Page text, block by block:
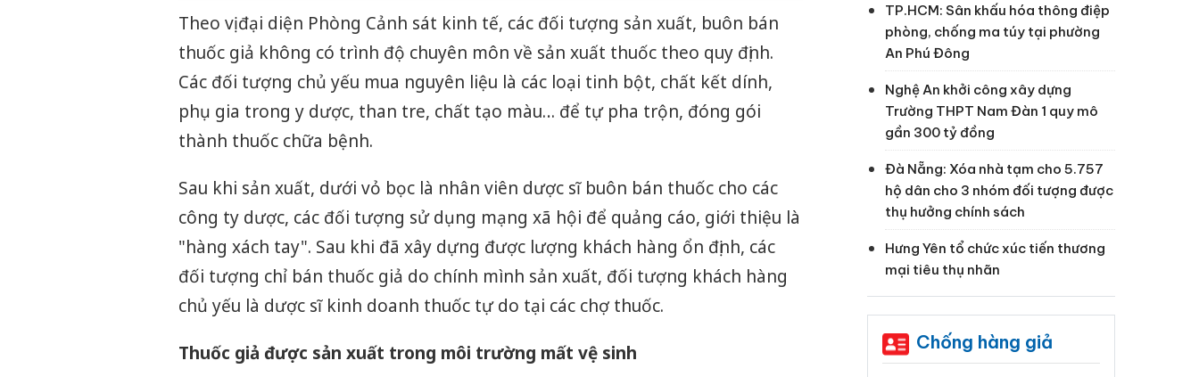
Theo vị đại diện Phòng Cảnh sát kinh tế, các đối tượng sản xuất, buôn bán
thuốc giả không có trình độ chuyên môn về sản xuất thuốc theo quy định.
Các đối tượng chủ yếu mua nguyên liệu là các loại tinh bột, chất kết dính,
phụ gia trong y dược, than tre, chất tạo màu… để tự pha trộn, đóng gói
thành thuốc chữa bệnh.
Sau khi sản xuất, dưới vỏ bọc là nhân viên dược sĩ buôn bán thuốc cho các
công ty dược, các đối tượng sử dụng mạng xã hội để quảng cáo, giới thiệu là
"hàng xách tay". Sau khi đã xây dựng được lượng khách hàng ổn định, các
đối tượng chỉ bán thuốc giả do chính mình sản xuất, đối tượng khách hàng
chủ yếu là dược sĩ kinh doanh thuốc tự do tại các chợ thuốc.
Thuốc giả được sản xuất trong môi trường mất vệ sinh
TP.HCM: Sân khấu hóa thông điệp
phòng, chống ma túy tại phường
An Phú Đông
Nghệ An khởi công xây dựng
Trường THPT Nam Đàn 1 quy mô
gần 300 tỷ đồng
Đà Nẵng: Xóa nhà tạm cho 5.757
hộ dân cho 3 nhóm đối tượng được
thụ hưởng chính sách
Hưng Yên tổ chức xúc tiến thương
mại tiêu thụ nhãn
Chống hàng giả